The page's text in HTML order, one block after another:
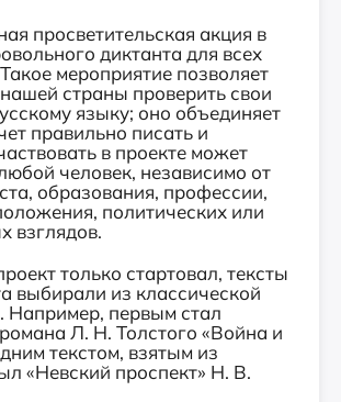
просветительская акция в
диктанта для всех
мероприятие позволяет
страны проверить свои
языку; оно объединяет
правильно писать и
в проекте может
человек, независимо от
образования, профессии,
политических или
взглядов.
только стартовал, тексты
выбирали из классической
Например, первым стал
Л. Н. Толстого «Война и
текстом, взятым из
«Невский проспект» Н. В.